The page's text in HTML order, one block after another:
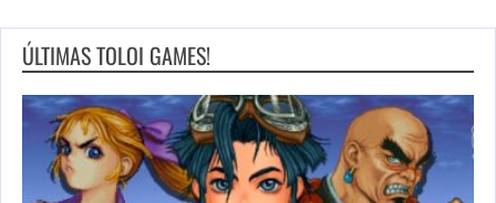
ÚLTIMAS TOLOI GAMES!